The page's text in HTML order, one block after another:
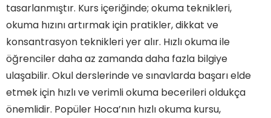
tasarlanmıştır. Kurs içeriğinde; okuma teknikleri,
okuma hızını artırmak için pratikler, dikkat ve
konsantrasyon teknikleri yer alır. Hızlı okuma ile
öğrenciler daha az zamanda daha fazla bilgiye
ulaşabilir. Okul derslerinde ve sınavlarda başarı elde
etmek için hızlı ve verimli okuma becerileri oldukça
önemlidir. Popüler Hoca’nın hızlı okuma kursu,